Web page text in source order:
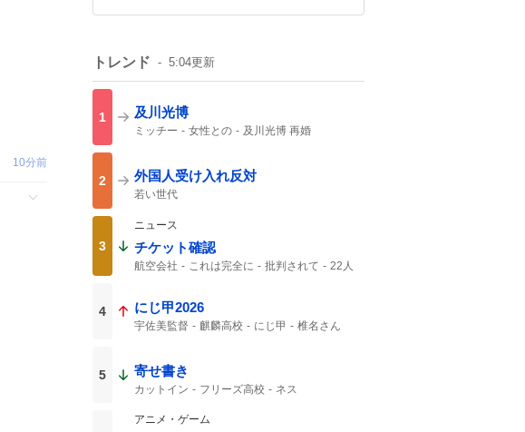
10分前
トレンド 5:04更新
1 及川光博
ミッチー 女性との
及川光博 再婚
2 外国人受け入れ反対
若い世代
3
ニュース
チケット確認
航空会社 これは完全に 批判されて
22人
4 にじ甲2026
宇佐美監督 麒麟高校 にじ甲 椎名さん
5 寄せ書き
カットイン フリーズ高校 ネス
アニメ・ゲーム